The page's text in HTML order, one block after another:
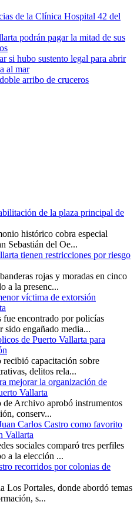
de la Clínica Hospital 42 del
podrán pagar la mitad de sus
si hubo sustento legal para abrir
al mar
arribo de cruceros
de la plaza principal de
histórico cobra especial
Sebastián del Oe...
tienen restricciones por riesgo
rojas y moradas en cinco
a la presenc...
víctima de extorsión
fue encontrado por policías
sido engañado media...
de Puerto Vallarta para
capacitación sobre
delitos rela...
mejorar la organización de
Vallarta
Archivo aprobó instrumentos
conserv...
Carlos Castro como favorito
Vallarta
sociales comparó tres perfiles
a la elección ...
recorridos por colonias de
Los Portales, donde abordó temas
s...